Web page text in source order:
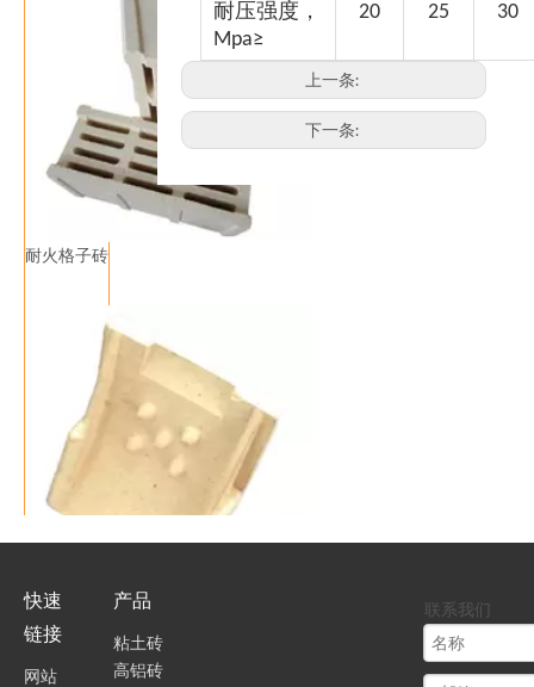
耐火格子砖
耐火粘土砖
耐压强度，
Mpa≥
20 25 30
上一条:
下一条:
快速
链接
网站
产品
粘土砖
高铝砖
联系我们